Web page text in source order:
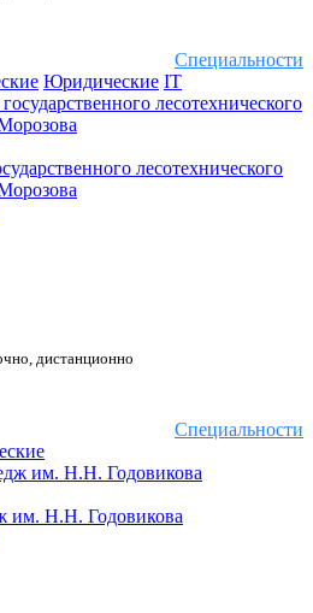
Специальности
Юридические IT
лесотехнического
дистанционно
Специальности
им. Н.Н. Годовикова